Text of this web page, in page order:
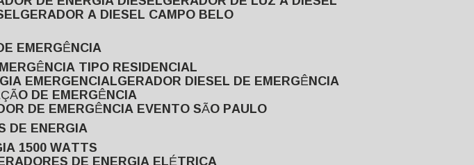
GERADOR A DIESEL CAMPO BELO
EMERGÊNCIA
TIPO RESIDENCIAL
EMERGENCIAL GERADOR DIESEL DE EMERGÊNCIA
DE EMERGÊNCIA
DE EMERGÊNCIA EVENTO SÃO PAULO
DE ENERGIA
1500 WATTS